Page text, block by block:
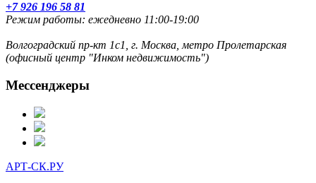
+7 926 196 58 81
Режим работы: ежедневно 11:00-19:00
Волгоградский пр-кт 1с1, г. Москва, метро Пролетарская
(офисный центр "Инком недвижимость")
Мессенджеры
АРТ-СК.РУ